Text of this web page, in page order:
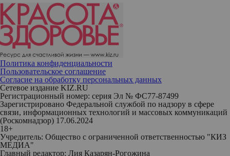
Политика конфиденциальности
Пользовательское соглашение
Согласие на обработку персональных данных
Сетевое издание KIZ.RU
Регистрационный номер: серия Эл № ФС77-87499
Зарегистрировано Федеральной службой по надзору в сфере
связи, информационных технологий и массовых коммуникаций
(Роскомнадзор) 17.06.2024
18+
Учредитель: Общество с ограниченной ответственностью "КИЗ
МЕДИА"
Главный редактор: Лия Казарян-Рогожина